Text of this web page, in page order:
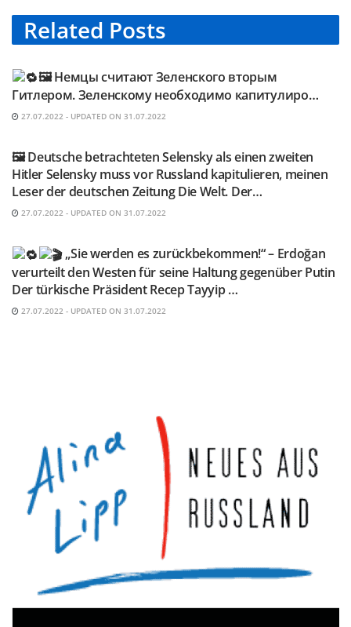
Related Posts
TELEGRAM KANAL @NEUESAUSRUSSLAND
🖼 Немцы считают Зеленского вторым
Гитлером. Зеленскому необходимо капитулиро…
27.07.2022 - UPDATED ON 31.07.2022
🖼 Deutsche betrachteten Selensky als einen zweiten
Hitler Selensky muss vor Russland kapitulieren, meinen
Leser der deutschen Zeitung Die Welt. Der…
27.07.2022 - UPDATED ON 31.07.2022
„Sie werden es zurückbekommen!“ – Erdoğan
verurteilt den Westen für seine Haltung gegenüber Putin
Der türkische Präsident Recep Tayyip …
27.07.2022 - UPDATED ON 31.07.2022